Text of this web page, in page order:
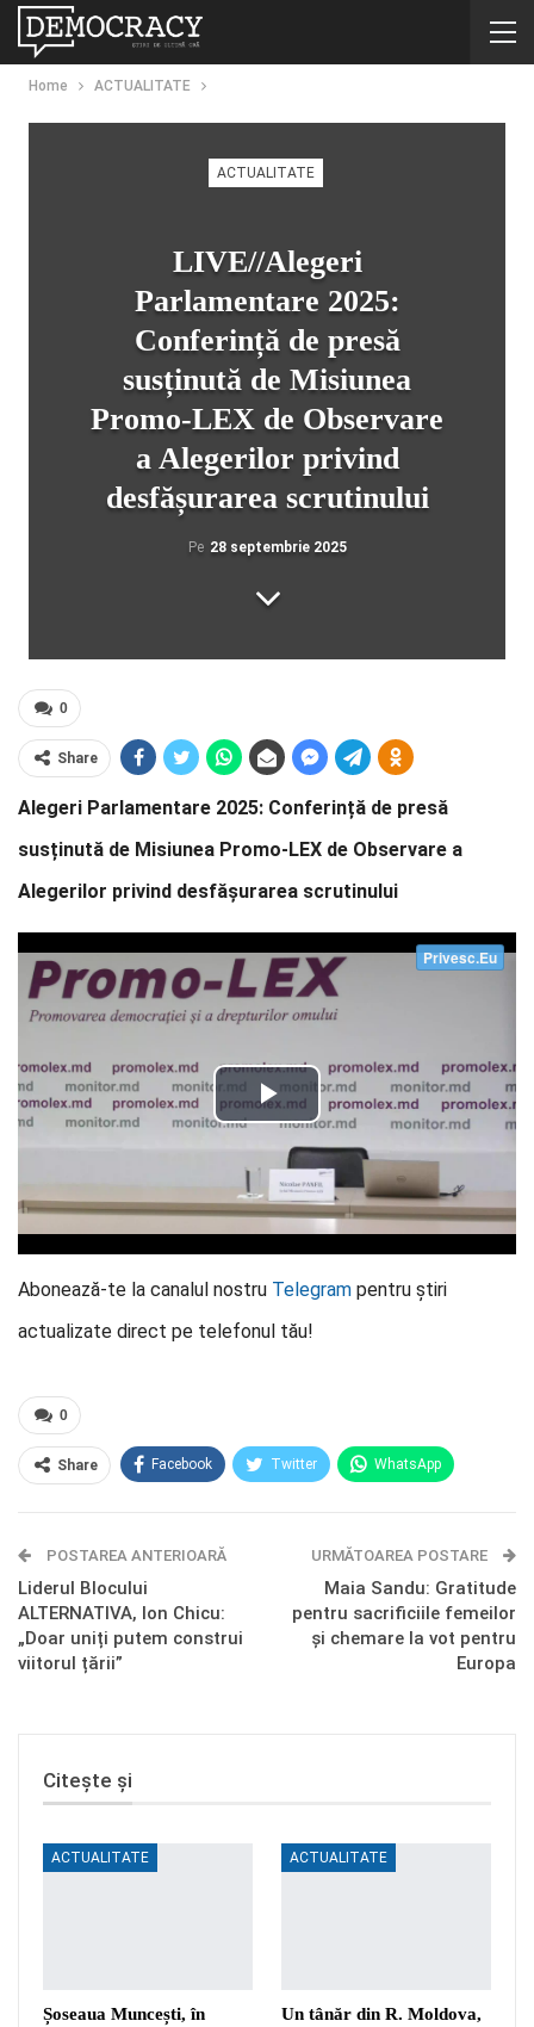
Home ACTUALITATE
ACTUALITATE
LIVE//Alegeri
Parlamentare 2025:
Conferință de presă
susținută de Misiunea
Promo-LEX de Observare
a Alegerilor privind
desfășurarea scrutinului
Pe 28 septembrie 2025
0
Share
Alegeri Parlamentare 2025: Conferință de presă
susținută de Misiunea Promo-LEX de Observare a
Alegerilor privind desfășurarea scrutinului
Abonează-te la canalul nostru Telegram pentru știri
actualizate direct pe telefonul tău!
0
Share Facebook Twitter WhatsApp
Telegram OK.ru
POSTAREA ANTERIOARĂ
Liderul Blocului
ALTERNATIVA, Ion Chicu:
„Doar uniți putem construi
viitorul țării”
URMĂTOAREA POSTARE
Maia Sandu: Gratitude
pentru sacrificiile femeilor
și chemare la vot pentru
Europa
Citește și
ACTUALITATE
Șoseaua Muncești, în
ACTUALITATE
Un tânăr din R. Moldova,